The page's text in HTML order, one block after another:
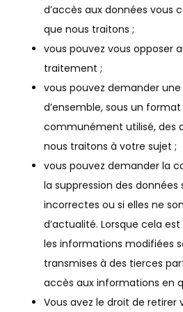
d’accès aux données vous
que nous traitons ;
vous pouvez vous opposer
traitement ;
vous pouvez demander une
d’ensemble, sous un format
communément utilisé, des
nous traitons à votre sujet ;
vous pouvez demander la
la suppression des données
incorrectes ou si elles ne
d’actualité. Lorsque cela
les informations modifiées
transmises à des tierces
accès aux informations en
Vous avez le droit de retirer